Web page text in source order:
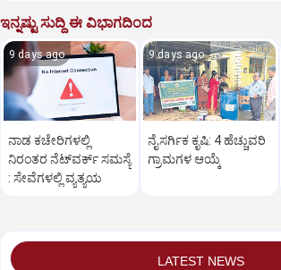
ಇನ್ನಷ್ಟು ಸುದ್ದಿ ಈ ವಿಭಾಗದಿಂದ
9 days ago
ನಾಡ ಕಚೇರಿಗಳಲ್ಲಿ
ನಿರಂತರ ನೆಟ್‌ವರ್ಕ್‌ ಸಮಸ್ಯೆ
: ಸೇವೆಗಳಲ್ಲಿ ವ್ಯತ್ಯಯ
9 days ago
ನೈಸರ್ಗಿಕ ಕೃಷಿ: 4 ಹೆಚ್ಚುವರಿ
ಗ್ರಾಮಗಳ ಆಯ್ಕೆ
LATEST NEWS